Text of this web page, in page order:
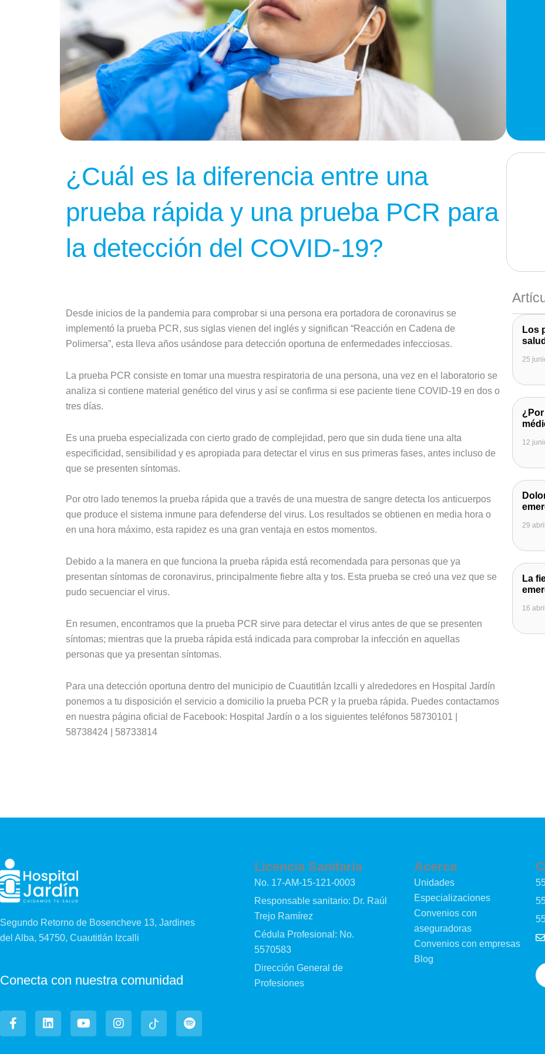
¿Cuál es la diferencia entre una
prueba rápida y una prueba PCR para
la detección del COVID-19?
Desde inicios de la pandemia para comprobar si una persona era portadora de coronavirus se
implementó la prueba PCR, sus siglas vienen del inglés y significan “Reacción en Cadena de
Polimersa”, esta lleva años usándose para detección oportuna de enfermedades infecciosas.
La prueba PCR consiste en tomar una muestra respiratoria de una persona, una vez en el laboratorio se
analiza si contiene material genético del virus y así se confirma si ese paciente tiene COVID-19 en dos o
tres días.
Es una prueba especializada con cierto grado de complejidad, pero que sin duda tiene una alta
especificidad, sensibilidad y es apropiada para detectar el virus en sus primeras fases, antes incluso de
que se presenten síntomas.
Por otro lado tenemos la prueba rápida que a través de una muestra de sangre detecta los anticuerpos
que produce el sistema inmune para defenderse del virus. Los resultados se obtienen en media hora o
en una hora máximo, esta rapidez es una gran ventaja en estos momentos.
Debido a la manera en que funciona la prueba rápida está recomendada para personas que ya
presentan síntomas de coronavirus, principalmente fiebre alta y tos. Esta prueba se creó una vez que se
pudo secuenciar el virus.
En resumen, encontramos que la prueba PCR sirve para detectar el virus antes de que se presenten
síntomas; mientras que la prueba rápida está indicada para comprobar la infección en aquellas
personas que ya presentan síntomas.
Para una detección oportuna dentro del municipio de Cuautitlán Izcalli y alrededores en Hospital Jardín
ponemos a tu disposición el servicio a domicilio la prueba PCR y la prueba rápida. Puedes contactarnos
en nuestra página oficial de Facebook: Hospital Jardín o a los siguientes teléfonos 58730101 |
58738424 | 58733814
Los
salud
25
12
29
La
16
Segundo Retorno de Bosencheve 13, Jardines
del Alba, 54750, Cuautitlán Izcalli
Conecta con nuestra comunidad
a
c
e
i
n
k
o
u
t
n
s
t
c
o
n
p
o
t
Licencia Sanitaria
No. 17-AM-15-121-0003
Responsable sanitario: Dr. Raúl
Trejo Ramírez
Cédula Profesional: No.
5570583
Dirección General de
Profesiones
Acerca
Unidades
Especializaciones
Convenios con
aseguradoras
Convenios con empresas
Blog